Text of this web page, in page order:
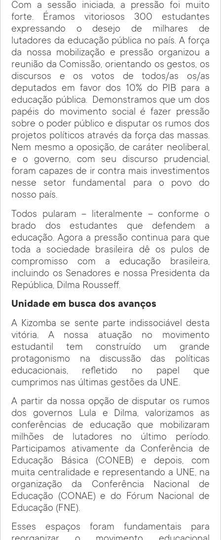
Com a sessão iniciada, a pressão foi muito
forte. Éramos vitoriosos 300 estudantes
expressando o desejo de milhares de
lutadores da educação pública no país. A força
da nossa mobilização e pressão organizou a
reunião da Comissão, orientando os gestos, os
discursos e os votos de todos/as os/as
deputados em favor dos 10% do PIB para a
educação pública. Demonstramos que um dos
papéis do movimento social é fazer pressão
sobre o poder público e disputar os rumos dos
projetos políticos através da força das massas.
Nem mesmo a oposição, de caráter neoliberal,
e o governo, com seu discurso prudencial,
foram capazes de ir contra mais investimentos
nesse setor fundamental para o povo do
nosso país.
Todos pularam – literalmente – conforme o
brado dos estudantes que defendem a
educação. Agora a pressão continua para que
toda a sociedade brasileira dê os pulos de
compromisso com a educação brasileira,
incluindo os Senadores e nossa Presidenta da
República, Dilma Rousseff.
Unidade em busca dos avanços
A Kizomba se sente parte indissociável desta
vitória. A nossa atuação no movimento
estudantil tem construído um grande
protagonismo na discussão das políticas
educacionais, refletido no papel que
cumprimos nas últimas gestões da UNE.
A partir da nossa opção de disputar os rumos
dos governos Lula e Dilma, valorizamos as
conferências de educação que mobilizaram
milhões de lutadores no último período.
Participamos ativamente da Conferência de
Educação Básica (CONEB) e depois, com
muita centralidade e representando a UNE, na
organização da Conferência Nacional de
Educação (CONAE) e do Fórum Nacional de
Educação (FNE).
Esses espaços foram fundamentais para